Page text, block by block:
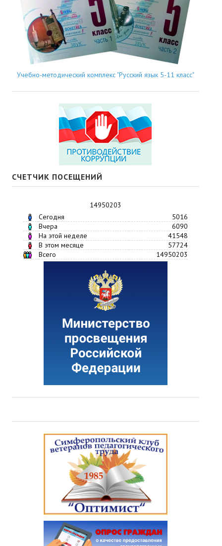
Учебно-методический комплекс "Русский язык 5-11 класс"
СЧЕТЧИК ПОСЕЩЕНИЙ
14950203
Сегодня
5016
Вчера
6090
На этой неделе
41548
В этом месяце
57724
Всего
14950203